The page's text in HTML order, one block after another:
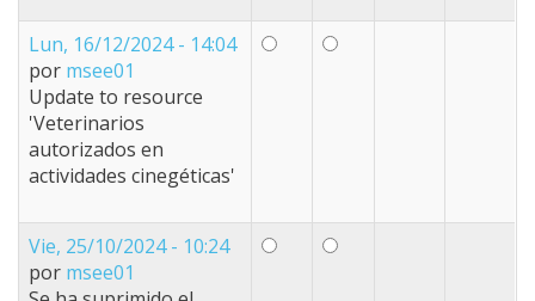
Lun, 16/12/2024 - 14:04
por msee01
Update to resource
'Veterinarios
autorizados en
actividades cinegéticas'
Vie, 25/10/2024 - 10:24
por msee01